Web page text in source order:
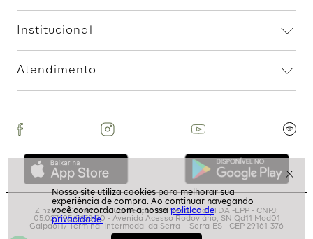
politíca de
privacidade.
Assine nossa Newsletter
e Receba Promoções!
Ao assinar, aceito receber emails com promoções da
loja
ASSINAR